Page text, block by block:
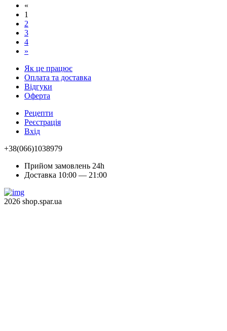
«
1
2
3
4
»
Як це працює
Оплата та доставка
Відгуки
Оферта
Рецепти
Реєстрація
Вхід
+38(066)1038979
Прийом замовлень 24h
Доставка 10:00 — 21:00
2026 shop.spar.ua